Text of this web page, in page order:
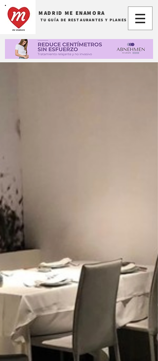
MADRID ME ENAMORA
TU GUÍA DE RESTAURANTES Y PLANES